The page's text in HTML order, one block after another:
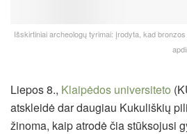
Išskirtiniai archeologų tyrimai: įrodyta, kad
Liepos 8., Klaipėdos universiteto
atskleidė dar daugiau Kukuliškių
žinoma, kaip atrodė čia stūksojusi